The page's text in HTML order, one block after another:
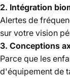
2. Intégration
Alertes de
sur votre vision
3. Conceptions
Parce que les
d'équipement de